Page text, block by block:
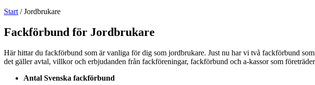
Start /Jordbrukare
Fackförbund för Jordbrukare
Här hittar du fackförbund som är vanliga för dig som jordbrukare. Just nu har vi två fackförbund
det gäller avtal, villkor och erbjudanden från fackföreningar, fackförbund och a-kassor som
Antal Svenska fackförbund